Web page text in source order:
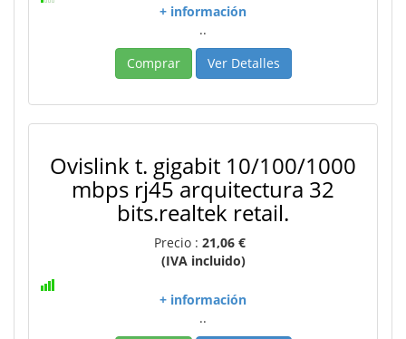
+ información
..
Comprar
Ver Detalles
Ovislink t. gigabit 10/100/1000
mbps rj45 arquitectura 32
bits.realtek retail.
Precio : 21,06 €
(IVA incluido)
+ información
..